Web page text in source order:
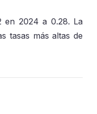
en 2024 a 0.28. La
tasas más altas de